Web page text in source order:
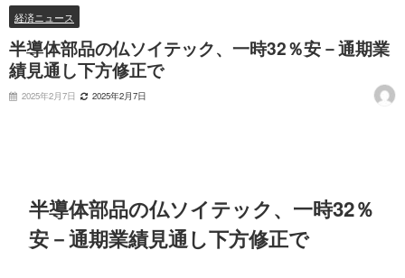
経済ニュース
半導体部品の仏ソイテック、一時32％安－通期業
績見通し下方修正で
2025年2月7日 2025年2月7日
半導体部品の仏ソイテック、一時32％
安－通期業績見通し下方修正で